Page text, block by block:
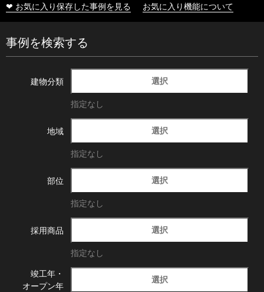
❤ お気に入り保存した事例を見る お気に入り機能について
事例を検索する
建物分類 選択
指定なし
地域 選択
指定なし
部位 選択
指定なし
採用商品 選択
指定なし
竣工年・
オープン年
選択